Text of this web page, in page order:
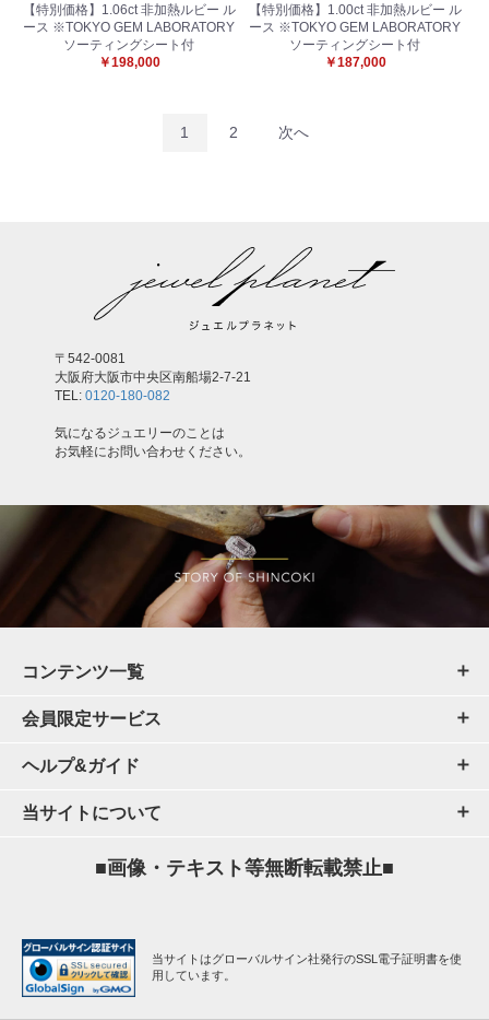
【特別価格】1.06ct 非加熱ルビー ル
ース ※TOKYO GEM LABORATORY
ソーティングシート付
￥198,000
【特別価格】1.00ct 非加熱ルビー ル
ース ※TOKYO GEM LABORATORY
ソーティングシート付
￥187,000
1 2 次へ
〒542-0081
大阪府大阪市中央区南船場2-7-21
TEL: 0120-180-082
気になるジュエリーのことは
お気軽にお問い合わせください。
コンテンツ一覧
会員限定サービス
ヘルプ&ガイド
当サイトについて
■画像・テキスト等無断転載禁止■
当サイトはグローバルサイン社発行のSSL電子証明書を使
用しています。